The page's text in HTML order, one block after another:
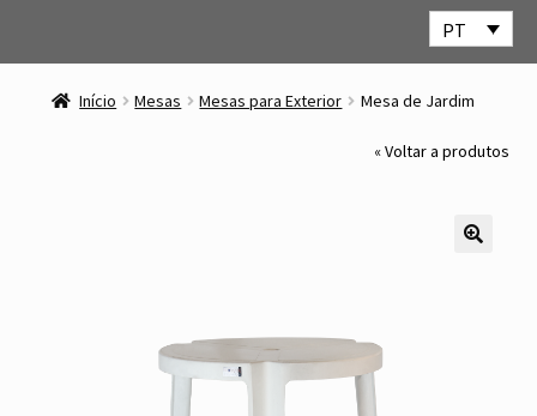
PT
Início Mesas Mesas para Exterior Mesa de Jardim
« Voltar a produtos